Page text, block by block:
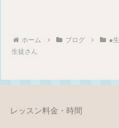
ホーム ブログ ●
生徒さん
レッスン料金・時間